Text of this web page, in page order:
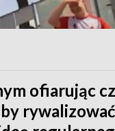
ofiarując